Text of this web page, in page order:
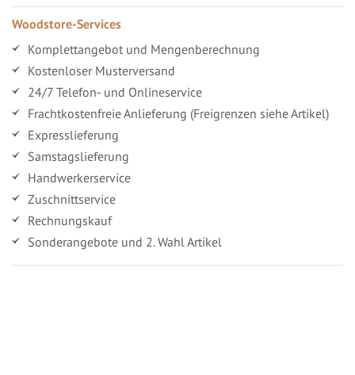
Woodstore-Services
Komplettangebot und Mengenberechnung
Kostenloser Musterversand
24/7 Telefon- und Onlineservice
Frachtkostenfreie Anlieferung (Freigrenzen siehe Artikel)
Expresslieferung
Samstagslieferung
Handwerkerservice
Zuschnittservice
Rechnungskauf
Sonderangebote und 2. Wahl Artikel